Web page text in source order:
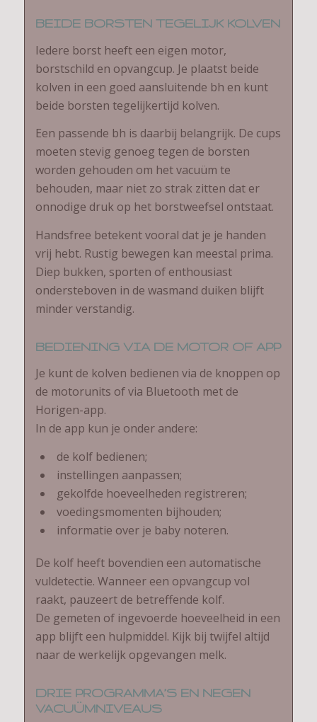
BEIDE BORSTEN TEGELIJK KOLVEN
Iedere borst heeft een eigen motor,
borstschild en opvangcup. Je plaatst beide
kolven in een goed aansluitende bh en kunt
beide borsten tegelijkertijd kolven.
Een passende bh is daarbij belangrijk. De cups
moeten stevig genoeg tegen de borsten
worden gehouden om het vacuüm te
behouden, maar niet zo strak zitten dat er
onnodige druk op het borstweefsel ontstaat.
Handsfree betekent vooral dat je je handen
vrij hebt. Rustig bewegen kan meestal prima.
Diep bukken, sporten of enthousiast
ondersteboven in de wasmand duiken blijft
minder verstandig.
BEDIENING VIA DE MOTOR OF APP
Je kunt de kolven bedienen via de knoppen op
de motorunits of via Bluetooth met de
Horigen-app.
In de app kun je onder andere:
de kolf bedienen;
instellingen aanpassen;
gekolfde hoeveelheden registreren;
voedingsmomenten bijhouden;
informatie over je baby noteren.
De kolf heeft bovendien een automatische
vuldetectie. Wanneer een opvangcup vol
raakt, pauzeert de betreffende kolf.
De gemeten of ingevoerde hoeveelheid in een
app blijft een hulpmiddel. Kijk bij twijfel altijd
naar de werkelijk opgevangen melk.
DRIE PROGRAMMA’S EN NEGEN
VACUÜMNIVEAUS